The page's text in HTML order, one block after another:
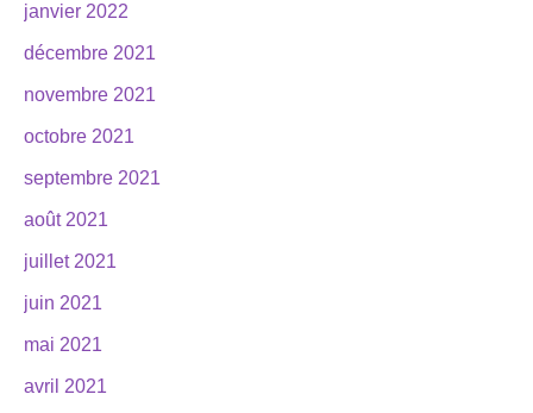
janvier 2022
décembre 2021
novembre 2021
octobre 2021
septembre 2021
août 2021
juillet 2021
juin 2021
mai 2021
avril 2021